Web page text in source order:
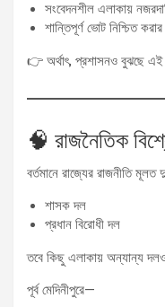
সংবেদনশীল এলাকায়
শান্তিপূর্ণ ভোট নিশ্চিত করার
👉 অর্থাৎ, প্রশাসনও বুঝছে এই
🧠 রাজনৈতিক
বর্তমানে রাজ্যের রাজনীতি
শাসক দল
প্রধান বিরোধী দল
তবে কিছু এলাকায় অন্যান্য
পূর্ব মেদিনীপুরে—